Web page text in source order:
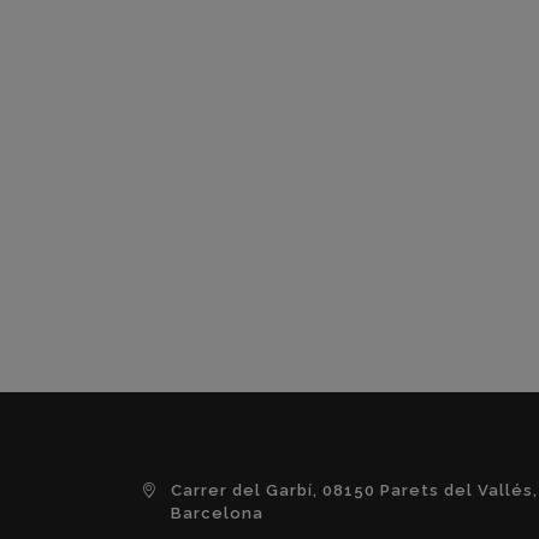
Carrer del Garbí, 08150 Parets del Vallés,
Barcelona